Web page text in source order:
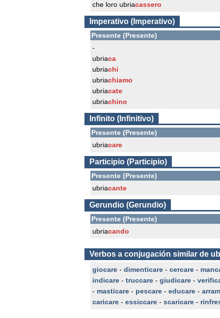
che loro ubriacassero
Imperativo (Imperativo)
Presente (Presente)
-
ubriaca
ubriachi
ubriachiamo
ubriacate
ubriachino
Infinito (Infinitivo)
Presente (Presente)
ubriacare
Participio (Participio)
Presente (Presente)
ubriacante
Gerundio (Gerundio)
Presente (Presente)
ubriacando
Verbos a conjugación similar de
giocare - dimenticare - cercare -
indicare - truccare - giudicare -
- masticare - pescare - educare -
caricare - essiccare - scaricare -